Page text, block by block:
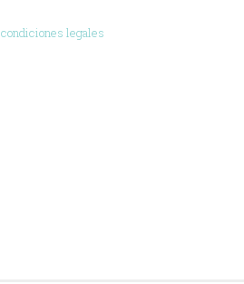
condiciones legales